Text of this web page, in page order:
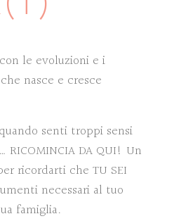
le evoluzioni e i
nasce e cresce
senti troppi sensi
DA QUI! Un
ricordarti che TU SEI
necessari al tuo
famiglia.